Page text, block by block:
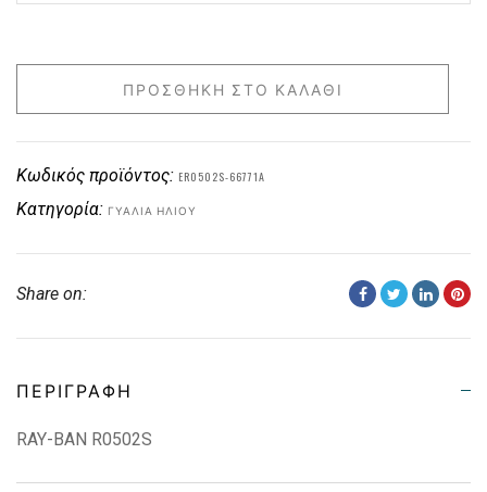
ΠΡΟΣΘΉΚΗ ΣΤΟ ΚΑΛΆΘΙ
Κωδικός προϊόντος: ER0502S-66771A
Κατηγορία: ΓΥΑΛΙΆ ΗΛΊΟΥ
Share on:
ΠΕΡΙΓΡΑΦΉ
RAY-BAN R0502S